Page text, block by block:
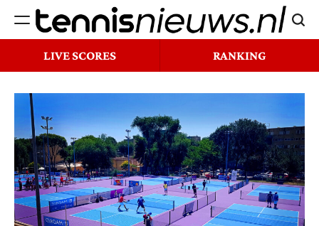
naar
Tennisnieuws.nl
LIVE SCORES RANKING